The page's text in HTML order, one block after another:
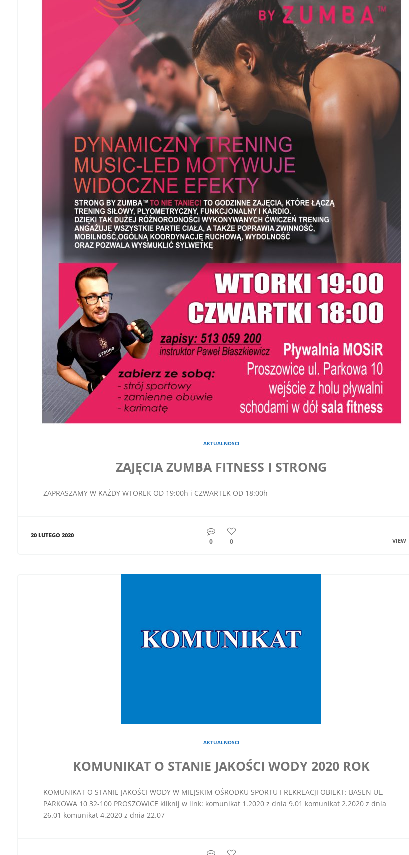
AKTUALNOSCI
ZAJĘCIA ZUMBA FITNESS I STRONG
ZAPRASZAMY W KAŻDY WTOREK OD 19:00h i CZWARTEK OD 18:00h
VIEW
20 LUTEGO 2020
0 0
AKTUALNOSCI
KOMUNIKAT O STANIE JAKOŚCI WODY 2020 ROK
KOMUNIKAT O STANIE JAKOŚCI WODY W MIEJSKIM OŚRODKU SPORTU I REKREACJI OBIEKT: BASEN UL.
PARKOWA 10 32-100 PROSZOWICE kliknij w link: komunikat 1.2020 z dnia 9.01 komunikat 2.2020 z dnia
26.01 komunikat 4.2020 z dnia 22.07